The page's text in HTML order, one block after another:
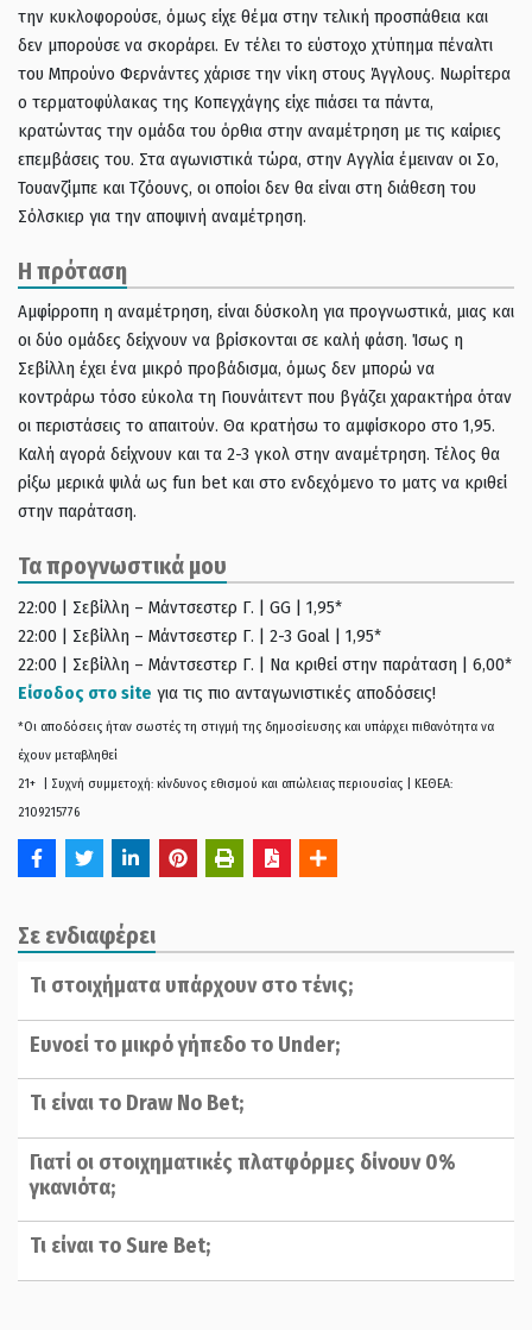
την κυκλοφορούσε, όμως είχε θέμα στην τελική προσπάθεια και
δεν μπορούσε να σκοράρει. Εν τέλει το εύστοχο χτύπημα πέναλτι
του Μπρούνο Φερνάντες χάρισε την νίκη στους Άγγλους. Νωρίτερα
ο τερματοφύλακας της Κοπεγχάγης είχε πιάσει τα πάντα,
κρατώντας την ομάδα του όρθια στην αναμέτρηση με τις καίριες
επεμβάσεις του. Στα αγωνιστικά τώρα, στην Αγγλία έμειναν οι Σο,
Τουανζίμπε και Τζόουνς, οι οποίοι δεν θα είναι στη διάθεση του
Σόλσκιερ για την αποψινή αναμέτρηση.
Η πρόταση
Αμφίρροπη η αναμέτρηση, είναι δύσκολη για προγνωστικά, μιας και
οι δύο ομάδες δείχνουν να βρίσκονται σε καλή φάση. Ίσως η
Σεβίλλη έχει ένα μικρό προβάδισμα, όμως δεν μπορώ να
κοντράρω τόσο εύκολα τη Γιουνάιτεντ που βγάζει χαρακτήρα όταν
οι περιστάσεις το απαιτούν. Θα κρατήσω το αμφίσκορο στο 1,95.
Καλή αγορά δείχνουν και τα 2-3 γκολ στην αναμέτρηση. Τέλος θα
ρίξω μερικά ψιλά ως fun bet και στο ενδεχόμενο το ματς να κριθεί
στην παράταση.
Τα προγνωστικά μου
22:00 | Σεβίλλη – Μάντσεστερ Γ. | GG | 1,95*
22:00 | Σεβίλλη – Μάντσεστερ Γ. | 2-3 Goal | 1,95*
22:00 | Σεβίλλη – Μάντσεστερ Γ. | Να κριθεί στην παράταση | 6,00*
Είσοδος στο site για τις πιο ανταγωνιστικές αποδόσεις!
*Οι αποδόσεις ήταν σωστές τη στιγμή της δημοσίευσης και υπάρχει πιθανότητα να
έχουν μεταβληθεί
21+ | Συχνή συμμετοχή: κίνδυνος εθισμού και απώλειας περιουσίας | ΚΕΘΕΑ:
2109215776
Σε ενδιαφέρει
Τι στοιχήματα υπάρχουν στο τένις;
Ευνοεί το μικρό γήπεδο το Under;
Τι είναι το Draw No Bet;
Γιατί οι στοιχηματικές πλατφόρμες δίνουν 0%
γκανιότα;
Τι είναι το Sure Bet;